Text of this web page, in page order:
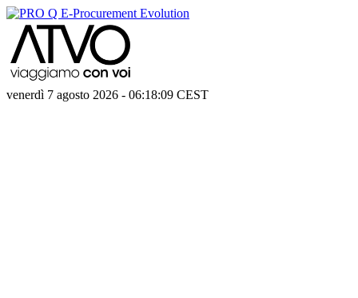
venerdì 7 agosto 2026 - 06:18:10 CEST